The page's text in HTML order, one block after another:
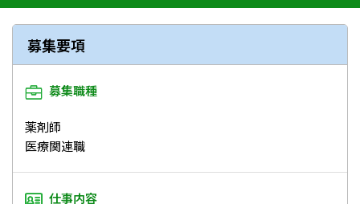
募集要項
募集職種
薬剤師
医療関連職
仕事内容